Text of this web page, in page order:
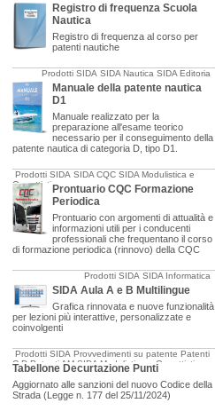
Registro di frequenza Scuola
Nautica
Registro di frequenza al corso per
patenti nautiche
Prodotti SIDA SIDA Nautica SIDA Editoria
Manuale della patente nautica
D1
Manuale realizzato per la
preparazione all'esame teorico
necessario per il conseguimento della
patente nautica di categoria D, tipo D1.
Prodotti SIDA SIDA CQC SIDA Modulistica e
OggettisticaProntuario CQC Formazione
Periodica
Prontuario con argomenti di attualità e
informazioni utili per i conducenti
professionali che frequentano il corso
di formazione periodica (rinnovo) della CQC
Prodotti SIDA SIDA Informatica
SIDA Aula A e B Multilingue
Grafica rinnovata e nuove funzionalità
per lezioni più interattive, personalizzate e
coinvolgenti
Prodotti SIDA Provvedimenti su patente Patenti
C-D Patenti AM SIDA Modulistica e Oggettistica
Tabellone Decurtazione Punti
Aggiornato alle sanzioni del nuovo Codice della
Strada (Legge n. 177 del 25/11/2024)